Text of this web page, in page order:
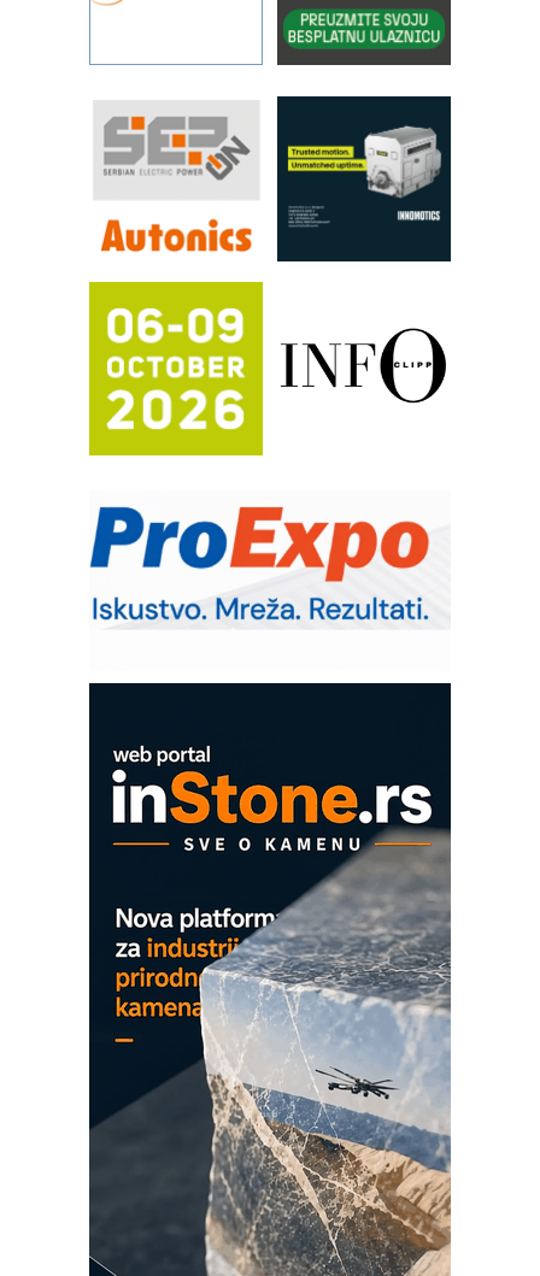
rešenja za filtraciju u hidrauličkim i
procesnim sistemima
Art Utopia Studio – vizuelne priče
RILINEX kompanije Rittal
FANUC: Najbolje za vašu pametnu
automatizaciju
Efikasno upravljanje energijom
Automatizacija pakovanja · Display
Proizvodnja iC7 Hybrid 1500 VDC
mrežnog pretvarača sa tečnim
hlađenjem
Potpuna efikasnost bez složenih
sistema
IB BLUMENAUER - više od 40 godina
poverenja u industriji
RMQ-TITAN ADVANCED INDICATOR
– Pametna signalizacija za efikasnije
upravljanje mašinama
EVOKS Maintenance Management
ROSA i SCHUNK podižu proizvodnju
na viši nivo
Detekcija različitih oblika
MAREX - Lim i mašine za savremena